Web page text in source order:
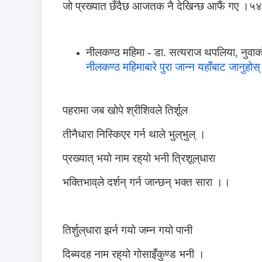
जो प्रख्यात छँदैछ आजतक नै देखिन्छ आफैं गए
नीलकण्ठ महिमा - डा. सत्यराज थपलिया,
नीलकण्ठ महिमाबारे पुरा जान्न यहाँबाट जानुहोस्
पहरामा जब खोपे श्रीशिवले तिर्शूल
तीनैधारा निस्किएर गर्न थाले भुल्‌भुल् ।
प्रख्यात् भयो नाम रह्‌यो भनी त्रिशूल्‌धारा
भक्तिभाव्‌ले दर्शन् गर्न जान्छन् भक्त सारा ।।
तिर्शुल्‌धारा झर्न गयो जम्न गयो पानी
दिब्यदह नाम रह्‌यो गोसाइँकुण्ड भनी ।